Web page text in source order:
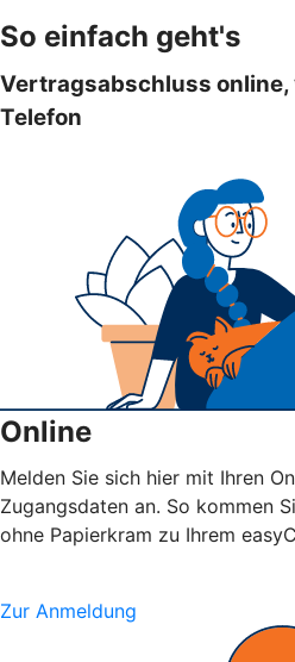
So einfach geht's
Vertragsabschluss online,
Telefon
Online
Melden Sie sich hier mit Ihren
Zugangsdaten an. So kommen
ohne Papierkram zu Ihrem
Zur Anmeldung